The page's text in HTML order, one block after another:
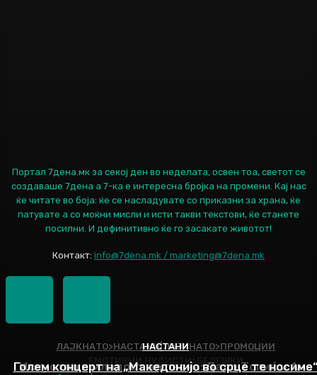
ЕМОТИВНИ НУДИСТИ>БЕЛЕШКИ
ЛАЈКНАТО>НАСТАНИ|ЛАЈКНАТО>ПРОМОЦИИ
Искуство и младост во песна: Дадо Топиќ и Ана
НАСТАНИ
Голем концерт на „Македонијо во срце те
Портал 7дена.мк за секој ден во неделата, освен тоа, светот се
создаваше 7дена а 7-ка е интересна бројка на промени. Кај нас
ќе читате во боја: ќе се насладувате со приказни за храна, ќе
патувате а со моќни мисли и исти такви текстови, ќе станете
посилни. И дефинитивно ќе го засакате животот!
Контакт: info@7dena.mk / marketing@7dena.mk